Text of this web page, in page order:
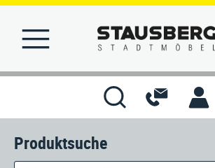
STARTSEITE
Produktsuche